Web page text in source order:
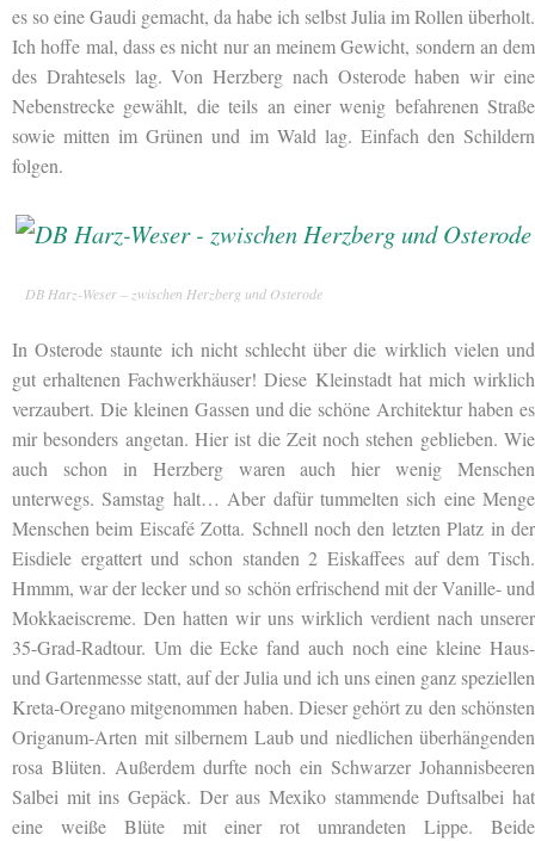
es so eine Gaudi gemacht, da habe ich selbst Julia im Rollen überholt.
Ich hoffe mal, dass es nicht nur an meinem Gewicht, sondern an dem
des Drahtesels lag. Von Herzberg nach Osterode haben wir eine
Nebenstrecke gewählt, die teils an einer wenig befahrenen Straße
sowie mitten im Grünen und im Wald lag. Einfach den Schildern
folgen.
DB Harz-Weser – zwischen Herzberg und Osterode
In Osterode staunte ich nicht schlecht über die wirklich vielen und
gut erhaltenen Fachwerkhäuser! Diese Kleinstadt hat mich wirklich
verzaubert. Die kleinen Gassen und die schöne Architektur haben es
mir besonders angetan. Hier ist die Zeit noch stehen geblieben. Wie
auch schon in Herzberg waren auch hier wenig Menschen
unterwegs. Samstag halt… Aber dafür tummelten sich eine Menge
Menschen beim Eiscafé Zotta. Schnell noch den letzten Platz in der
Eisdiele ergattert und schon standen 2 Eiskaffees auf dem Tisch.
Hmmm, war der lecker und so schön erfrischend mit der Vanille- und
Mokkaeiscreme. Den hatten wir uns wirklich verdient nach unserer
35-Grad-Radtour. Um die Ecke fand auch noch eine kleine Haus-
und Gartenmesse statt, auf der Julia und ich uns einen ganz speziellen
Kreta-Oregano mitgenommen haben. Dieser gehört zu den schönsten
Origanum-Arten mit silbernem Laub und niedlichen überhängenden
rosa Blüten. Außerdem durfte noch einSchwarzer Johannisbeeren
Salbei mit ins Gepäck. Der aus Mexiko stammende Duftsalbei hat
eine weiße Blüte mit einer rot umrandeten Lippe. Beide